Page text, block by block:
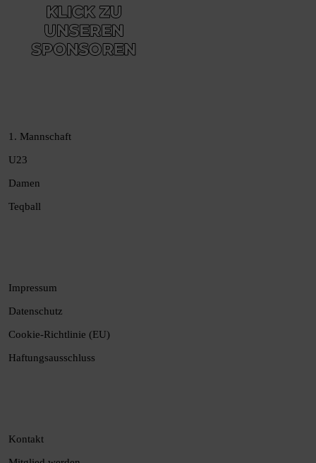
1. Mannschaft
U23
Damen
Teqball
Impressum
Datenschutz
Cookie-Richtlinie (EU)
Haftungsausschluss
Kontakt